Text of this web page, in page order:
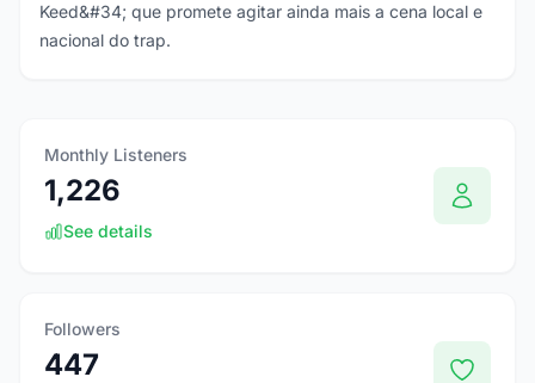
Keed&#34; que promete agitar ainda mais a cena local e
nacional do trap.
Monthly Listeners
1,226
See details
Followers
447